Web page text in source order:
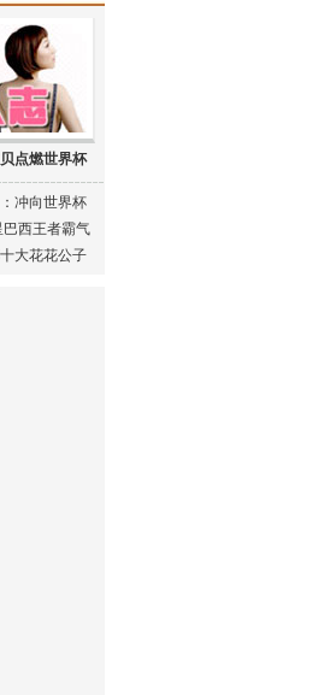
点燃世界杯
冲向世界杯
西王者霸气
大花花公子